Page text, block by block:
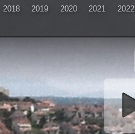
2018 2019 2020 2021 2022
Diashow starten